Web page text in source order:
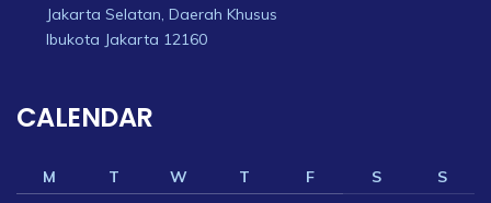
Jakarta Selatan, Daerah Khusus
Ibukota Jakarta 12160
CALENDAR
M T W T F S
S